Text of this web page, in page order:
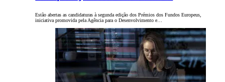
Estão abertas as candidaturas à segunda edição dos Prémios dos Fundos Europeus,
iniciativa promovida pela Agência para o Desenvolvimento e…